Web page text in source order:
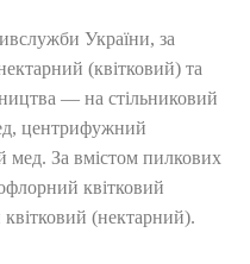
України, за
(квітковий) та
— на стільниковий
центрифужний
мед. За вмістом пилкових
квітковий
(нектарний).